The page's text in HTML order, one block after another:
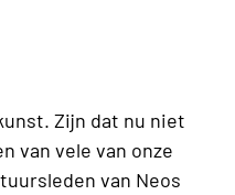
Zijn dat nu niet
van vele van onze
van Neos